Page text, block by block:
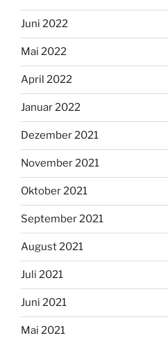
Juni 2022
Mai 2022
April 2022
Januar 2022
Dezember 2021
November 2021
Oktober 2021
September 2021
August 2021
Juli 2021
Juni 2021
Mai 2021